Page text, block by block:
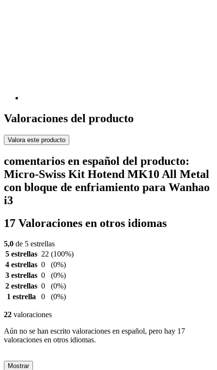
Valoraciones del producto
Valora este producto
comentarios en español del producto:
Micro-Swiss Kit Hotend MK10 All Metal
con bloque de enfriamiento para Wanhao
i3
17 Valoraciones en otros idiomas
5,0 de 5 estrellas
5 estrellas 22 (100%)
4 estrellas 0
(0%)
3 estrellas 0
(0%)
2 estrellas 0
(0%)
1 estrella
0 (0%)
22 valoraciones
Aún no se han escrito valoraciones en español, pero hay 17
valoraciones en otros idiomas.
Mostrar